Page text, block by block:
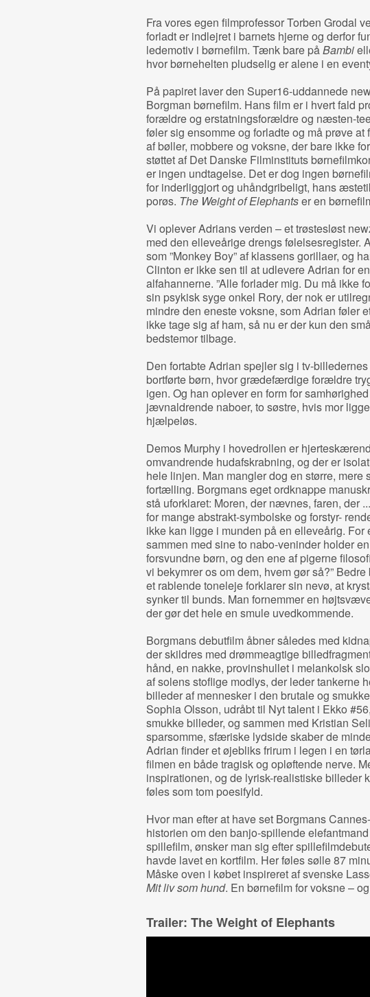
Fra vores egen filmprofessor Torben Grodal
forladt er indlejret i barnets hjerne og derfor
ledemotiv i børnefilm. Tænk bare påBambi
hvor børnehelten pludselig er alene i en
På papiret laver den Super16-uddannede
Borgman børnefilm. Hans film er i hvert fald
forældre og erstatningsforældre og næsten-
føler sig ensomme og forladte og må prøve
af bøller, mobbere og voksne, der bare ikke
støttet af Det Danske Filminstituts
er ingen undtagelse. Det er dog ingen
for inderliggjort og uhåndgribeligt, hans
porøs. The Weight of Elephantser en
Vi oplever Adrians verden – et trøstesløst
med den elleveårige drengs følelsesregister.
som ”Monkey Boy” af klassens gorillaer, og
Clinton er ikke sen til at udlevere Adrian for
alfahannerne. ”Alle forlader mig. Du må ikke
sin psykisk syge onkel Rory, der nok er
mindre den eneste voksne, som Adrian føler
ikke tage sig af ham, så nu er der kun den
bedstemor tilbage.
Den fortabte Adrian spejler sig i tv-
bortførte børn, hvor grædefærdige forældre
igen. Og han oplever en form for
jævnaldrende naboer, to søstre, hvis mor
hjælpeløs.
Demos Murphy i hovedrollen er
omvandrende hudafskrabning, og der er
hele linjen. Man mangler dog en større,
fortælling. Borgmans eget ordknappe
stå uforklaret: Moren, der nævnes, faren, der
for mange abstrakt-symbolske og forstyr-
ikke kan ligge i munden på en elleveårig. For
sammen med sine to nabo-veninder holder
forsvundne børn, og den ene af pigerne
vi bekymrer os om dem, hvem gør så?”
et rablende toneleje forklarer sin nevø, at
synker til bunds. Man fornemmer en
der gør det hele en smule uvedkommende.
Borgmans debutfilm åbner således med
der skildres med drømmeagtige
hånd, en nakke, provinshullet i melankolsk
af solens stoflige modlys, der leder tankerne
billeder af mennesker i den brutale og
Sophia Olsson, udråbt til Nyt talent i Ekko
smukke billeder, og sammen med Kristian
sparsomme, sfæriske lydside skaber de
Adrian finder et øjebliks frirum i legen i en
filmen en både tragisk og opløftende nerve.
inspirationen, og de lyrisk-realistiske billeder
føles som tom poesifyld.
Hvor man efter at have set Borgmans
historien om den banjo-spillende
spillefilm, ønsker man sig efter
havde lavet en kortfilm. Her føles sølle 87
Måske oven i købet inspireret af svenske
Mit liv som hund. En børnefilm for voksne –
Trailer: The Weight of Elephants